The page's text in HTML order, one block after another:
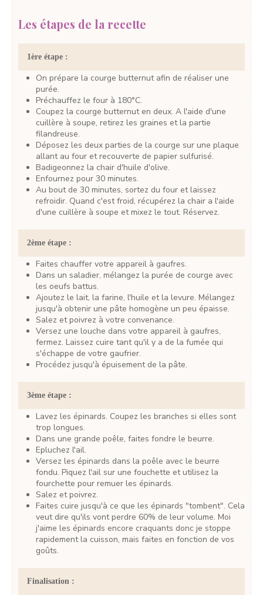
Les étapes de la recette
1ère étape :
On prépare la courge butternut afin de réaliser une
purée.
Préchauffez le four à 180°C.
Coupez la courge butternut en deux. A l'aide d'une
cuillère à soupe, retirez les graines et la partie
filandreuse.
Déposez les deux parties de la courge sur une plaque
allant au four et recouverte de papier sulfurisé.
Badigeonnez la chair d'huile d'olive.
Enfournez pour 30 minutes.
Au bout de 30 minutes, sortez du four et laissez
refroidir. Quand c'est froid, récupérez la chair a l'aide
d'une cuillère à soupe et mixez le tout. Réservez.
2ème étape :
Faites chauffer votre appareil à gaufres.
Dans un saladier, mélangez la purée de courge avec
les oeufs battus.
Ajoutez le lait, la farine, l'huile et la levure. Mélangez
jusqu'à obtenir une pâte homogène un peu épaisse.
Salez et poivrez à votre convenance.
Versez une louche dans votre appareil à gaufres,
fermez. Laissez cuire tant qu'il y a de la fumée qui
s'échappe de votre gaufrier.
Procédez jusqu'à épuisement de la pâte.
3ème étape :
Lavez les épinards. Coupez les branches si elles sont
trop longues.
Dans une grande poêle, faites fondre le beurre.
Epluchez l'ail.
Versez les épinards dans la poêle avec le beurre
fondu. Piquez l'ail sur une fouchette et utilisez la
fourchette pour remuer les épinards.
Salez et poivrez.
Faites cuire jusqu'à ce que les épinards "tombent". Cela
veut dire qu'ils vont perdre 60% de leur volume. Moi
j'aime les épinards encore craquants donc je stoppe
rapidement la cuisson, mais faites en fonction de vos
goûts.
Finalisation :